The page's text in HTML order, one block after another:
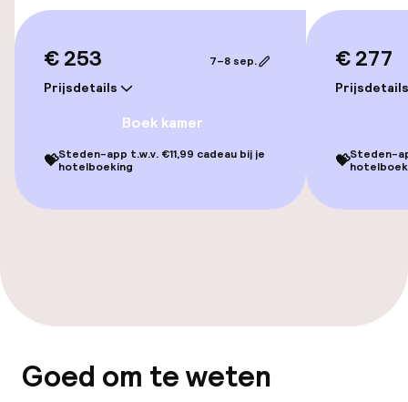
Voor toegankelijkheid
Entertainment
Gratis wifi
€ 253
Prijsdetails
7–8 sep.
Boek kamer
💝Steden-app t.w.v. €11,99 cadeau bij je
hotelboeking
€ 277
Prijsdetails
💝Steden-
Goed om te weten